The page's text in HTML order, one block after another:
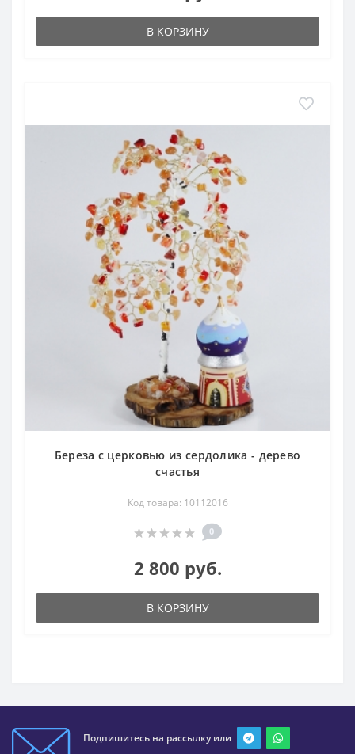
В КОРЗИНУ
Береза с церковью из сердолика - дерево
счастья
Код товара: 10112016
0
2 800 руб.
В КОРЗИНУ
Подпишитесь на рассылку или